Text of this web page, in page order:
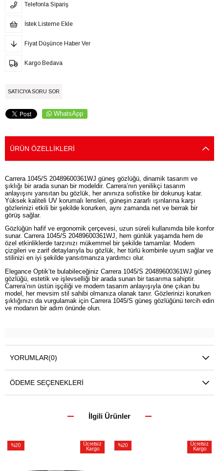
Telefonla Sipariş
İstek Listeme Ekle
Fiyat Düşünce Haber Ver
Kargo Bedava
SATICIYA SORU SOR
WhatsApp
ÜRÜN ÖZELLIKLERI
Carrera 1045/S 20489600361WJ güneş gözlüğü, dinamik tasarım ve
şıklığı bir arada sunan bir modeldir. Carrera’nın yenilikçi tasarım
anlayışını yansıtan bu gözlük, her anınıza sofistike bir dokunuş katar.
Yüksek kaliteli UV korumalı lensleri, güneşin zararlı ışınlarına karşı
gözlerinizi etkili bir şekilde korurken, aynı zamanda net ve berrak bir
görüş sağlar.
Gözlüğün hafif ve ergonomik çerçevesi, uzun süreli kullanımda bile konfor
sunar. Carrera 1045/S 20489600361WJ, hem günlük yaşamda hem de
özel etkinliklerde tarzınızı mükemmel bir şekilde tamamlar. Modern
çizgileri ve zarif detaylarıyla bu gözlük, her türlü kombinle uyum sağlar ve
stilinizi en iyi şekilde yansıtmanıza yardımcı olur.
Elegance Optik’te bulabileceğiniz Carrera 1045/S 20489600361WJ güneş
gözlüğü, estetik ve işlevselliği bir arada sunan bir tasarıma sahiptir.
Carrera’nın üstün işçiliği ve modern tasarım anlayışıyla öne çıkan bu
model, her mevsim stil sahibi olmanıza olanak tanır. Gözlerinizi korurken
şıklığınızı da vurgulamak için Carrera 1045/S güneş gözlüğünü tercih edin
ve modanın bir adım önünde olun.
YORUMLAR(0)
ÖDEME SEÇENEKLERI
İlgili Ürünler
%20
Ücretsiz
Kargo
%20
Ücretsiz
Kargo